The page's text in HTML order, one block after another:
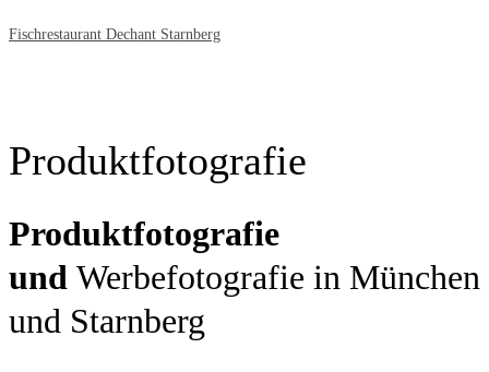
Fischrestaurant Dechant Starnberg
Produktfotografie
Produktfotografie
und Werbefotografie in München
und Starnberg